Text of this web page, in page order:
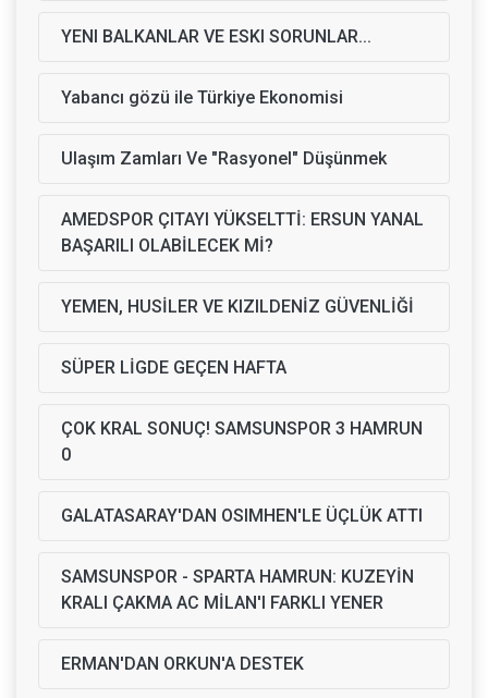
YENI BALKANLAR VE ESKI SORUNLAR...
Yabancı gözü ile Türkiye Ekonomisi
Ulaşım Zamları Ve "Rasyonel" Düşünmek
AMEDSPOR ÇITAYI YÜKSELTTİ: ERSUN YANAL
BAŞARILI OLABİLECEK Mİ?
YEMEN, HUSİLER VE KIZILDENİZ GÜVENLİĞİ
SÜPER LİGDE GEÇEN HAFTA
ÇOK KRAL SONUÇ! SAMSUNSPOR 3 HAMRUN
0
GALATASARAY'DAN OSIMHEN'LE ÜÇLÜK ATTI
SAMSUNSPOR - SPARTA HAMRUN: KUZEYİN
KRALI ÇAKMA AC MİLAN'I FARKLI YENER
ERMAN'DAN ORKUN'A DESTEK